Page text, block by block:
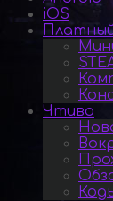
iOS
Чтиво